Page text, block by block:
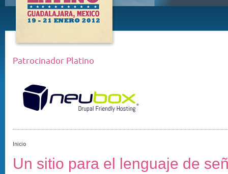
Patrocinador Platino
Inicio
Un sitio para el lenguaje de